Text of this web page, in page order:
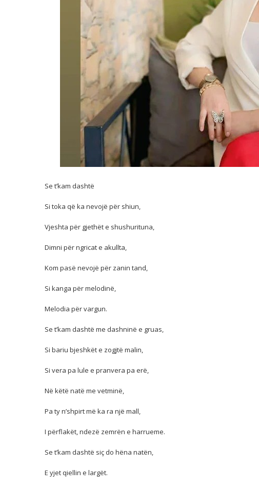
Se t’kam dashtë
Si toka që ka nevojë për shiun,
Vjeshta për gjethët e shushurituna,
Dimni për ngricat e akullta,
Kom pasë nevojë për zanin tand,
Si kanga për melodinë,
Melodia për vargun.
Se t’kam dashtë me dashninë e gruas,
Si bariu bjeshkët e zogjtë malin,
Si vera pa lule e pranvera pa erë,
Në këtë natë me vetminë,
Pa ty n’shpirt më ka ra një mall,
I përflakët, ndezë zemrën e harrueme.
Se t’kam dashtë siç do hëna natën,
E yjet qiellin e largët.